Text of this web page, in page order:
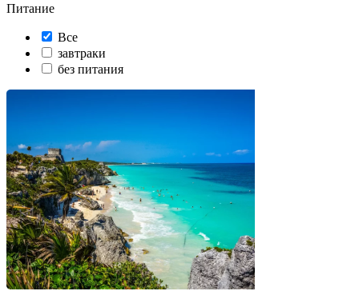
Питание
Все
завтраки
без питания